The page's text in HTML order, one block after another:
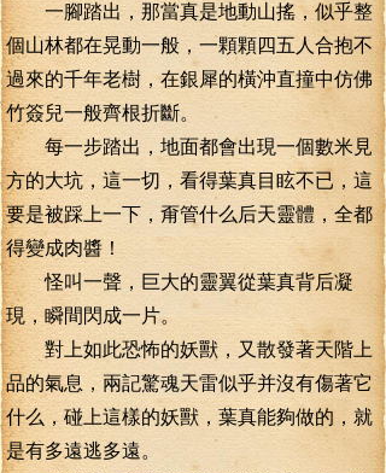
一腳踏出，那當真是地動山搖，似乎整
個山林都在晃動一般，一顆顆四五人合抱不
過來的千年老樹，在銀犀的橫沖直撞中仿佛
竹簽兒一般齊根折斷。
每一步踏出，地面都會出現一個數米見
方的大坑，這一切，看得葉真目眩不已，這
要是被踩上一下，甭管什么后天靈體，全都
得變成肉醬！
怪叫一聲，巨大的靈翼從葉真背后凝
現，瞬間閃成一片。
對上如此恐怖的妖獸，又散發著天階上
品的氣息，兩記驚魂天雷似乎并沒有傷著它
什么，碰上這樣的妖獸，葉真能夠做的，就
是有多遠逃多遠。